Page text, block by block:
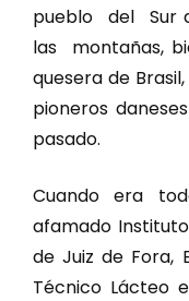
pueblo del Sur
las montañas,
quesera de
pioneros
pasado.
Cuando era
afamado Instituto
de Juiz de Fora,
Técnico Lácteo